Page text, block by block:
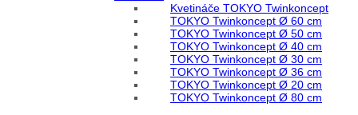
Kvetináče TOKYO Twinkoncept
TOKYO Twinkoncept Ø 60 cm
TOKYO Twinkoncept Ø 50 cm
TOKYO Twinkoncept Ø 40 cm
TOKYO Twinkoncept Ø 30 cm
TOKYO Twinkoncept Ø 36 cm
TOKYO Twinkoncept Ø 20 cm
TOKYO Twinkoncept Ø 80 cm